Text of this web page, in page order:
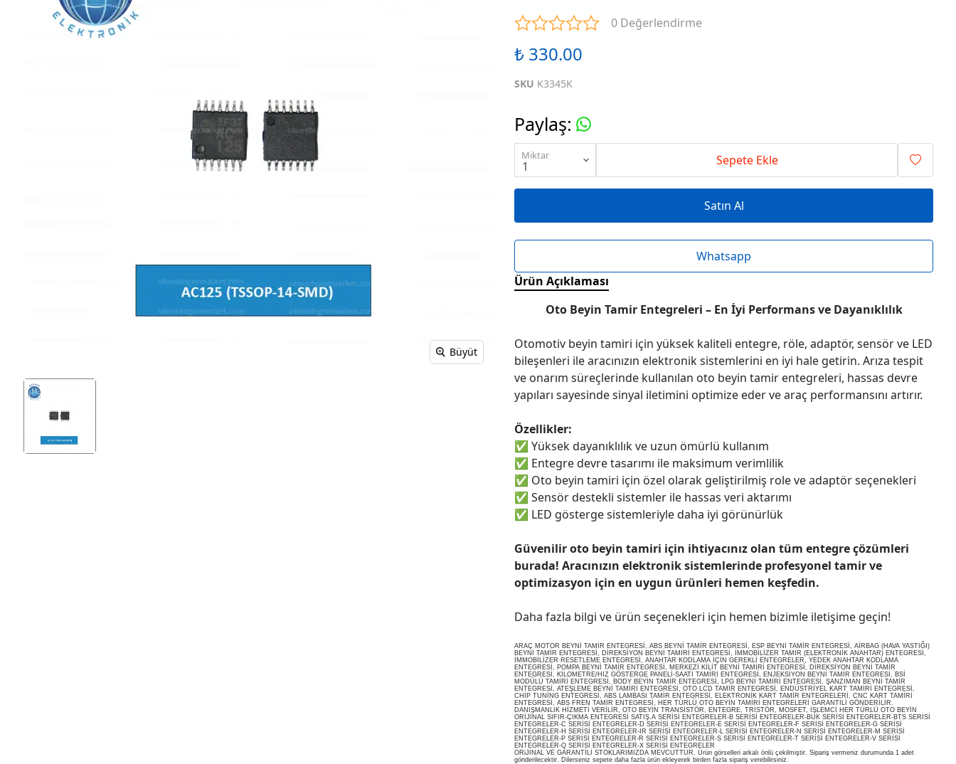
R SERİSİ ENTEGRELER
U SERİSİ ENTEGRELER
Z SERİSİ ENTEGRELER KARIŞIK SERİ ENTEGRELER
Büyüt
0 Değerlendirme
₺ 330.00
SKU K3345K
Paylaş:
Miktar Sepete Ekle
Satın Al
Whatsapp
Ürün Açıklaması
Oto Beyin Tamir Entegreleri – En İyi Performans ve Dayanıklılık
Otomotiv beyin tamiri için yüksek kaliteli entegre, röle, adaptör, sensör ve LED
bileşenleri ile aracınızın elektronik sistemlerini en iyi hale getirin. Arıza tespit
ve onarım süreçlerinde kullanılan oto beyin tamir entegreleri, hassas devre
yapıları sayesinde sinyal iletimini optimize eder ve araç performansını artırır.
Özellikler:
✅ Yüksek dayanıklılık ve uzun ömürlü kullanım
✅ Entegre devre tasarımı ile maksimum verimlilik
✅ Oto beyin tamiri için özel olarak geliştirilmiş role ve adaptör seçenekleri
✅ Sensör destekli sistemler ile hassas veri aktarımı
✅ LED gösterge sistemleriyle daha iyi görünürlük
Güvenilir oto beyin tamiri için ihtiyacınız olan tüm entegre çözümleri
burada! Aracınızın elektronik sistemlerinde profesyonel tamir ve
optimizasyon için en uygun ürünleri hemen keşfedin.
Daha fazla bilgi ve ürün seçenekleri için hemen bizimle iletişime geçin!
ARAÇ MOTOR BEYNİ TAMİR ENTEGRESİ, ABS BEYNİ TAMİR ENTEGRESİ, ESP BEYNİ TAMİR ENTEGRESİ, AİRBAG (HAVA YASTIĞI)
BEYNİ TAMİR ENTEGRESİ, DİREKSİYON BEYNİ TAMİRİ ENTEGRESİ, İMMOBİLİZER TAMİR (ELEKTRONİK ANAHTAR) ENTEGRESİ,
İMMOBİLİZER RESETLEME ENTEGRESİ, ANAHTAR KODLAMA İÇİN GEREKLİ ENTEGRELER, YEDEK ANAHTAR KODLAMA
ENTEGRESİ, POMPA BEYNİ TAMİR ENTEGRESİ, MERKEZİ KİLİT BEYNİ TAMİRİ ENTEGRESİ, DİREKSİYON BEYNİ TAMİR
ENTEGRESİ, KİLOMETRE/HIZ GÖSTERGE PANELİ-SAATİ TAMİRİ ENTEGRESİ, ENJEKSİYON BEYNİ TAMİR ENTEGRESİ, BSİ
MODÜLÜ TAMİRİ ENTEGRESİ, BODY BEYİN TAMİR ENTEGRESİ, LPG BEYNİ TAMİRİ ENTEGRESİ, ŞANZIMAN BEYNİ TAMİR
ENTEGRESİ, ATEŞLEME BEYNİ TAMİRİ ENTEGRESİ, OTO LCD TAMİR ENTEGRESİ, ENDÜSTRİYEL KART TAMİRİ ENTEGRESİ,
CHİP TUNİNG ENTEGRESİ, ABS LAMBASI TAMİR ENTEGRESİ, ELEKTRONİK KART TAMİR ENTEGRELERİ, CNC KART TAMİRİ
ENTEGRESİ, ABS FREN TAMİR ENTEGRESİ, HER TÜRLÜ OTO BEYİN TAMİRİ ENTEGRELERİ GARANTİLİ GÖNDERİLİR.
DANIŞMANLIK HİZMETİ VERİLİR, OTO BEYİN TRANSİSTÖR, ENTEGRE, TRİSTÖR, MOSFET, İŞLEMCİ HER TÜRLÜ OTO BEYİN
ORİJİNAL SIFIR-ÇIKMA ENTEGRESİ SATIŞ.A SERİSİ ENTEGRELER-B SERİSİ ENTEGRELER-BUK SERİSİ ENTEGRELER-BTS SERİSİ
ENTEGRELER-C SERİSİ ENTEGRELER-D SERİSİ ENTEGRELER-E SERİSİ ENTEGRELER-F SERİSİ ENTEGRELER-G SERİSİ
ENTEGRELER-H SERİSİ ENTEGRELER-IR SERİSİ ENTEGRELER-L SERİSİ ENTEGRELER-N SERİSİ ENTEGRELER-M SERİSİ
ENTEGRELER-P SERİSİ ENTEGRELER-R SERİSİ ENTEGRELER-S SERİSİ ENTEGRELER-T SERİSİ ENTEGRELER-V SERİSİ
ENTEGRELER-Q SERİSİ ENTEGRELER-X SERİSİ ENTEGRELER
ORiJİNAL VE GARANTİLİ STOKLARIMIZDA MEVCUTTUR. Ürün görselleri arkalı önlü çekilmiştir. Sipariş vermeniz durumunda 1 adet
gönderilecektir. Dilerseniz sepete daha fazla ürün ekleyerek birden fazla sipariş verebilirsiniz.